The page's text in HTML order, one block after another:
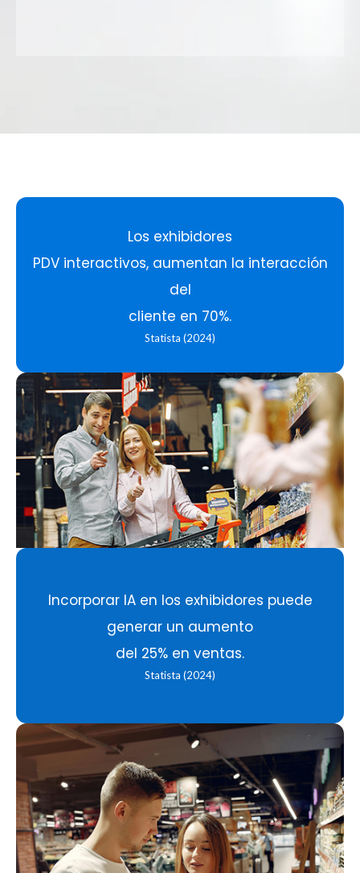
Los exhibidores
PDV interactivos, aumentan la interacción
del
cliente en 70%.
Statista (2024)
Incorporar IA en los exhibidores puede
generar un aumento
del 25% en ventas.
Statista (2024)